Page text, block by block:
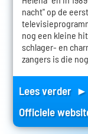
nacht" op de
nog een kleine
schlager- en
zangers is die
Lees verder ►
Officiele